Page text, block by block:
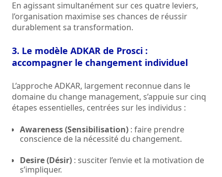
En agissant simultanément sur ces quatre leviers,
l’organisation maximise ses chances de réussir
durablement sa transformation.
3. Le modèle ADKAR de Prosci :
accompagner le changement individuel
L’approche ADKAR, largement reconnue dans le
domaine du change management, s’appuie sur cinq
étapes essentielles, centrées sur les individus :
Awareness (Sensibilisation) : faire prendre
conscience de la nécessité du changement.
Desire (Désir) : susciter l’envie et la motivation de
s’impliquer.